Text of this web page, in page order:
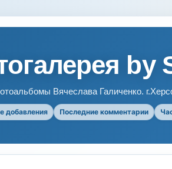
by
Вячеслава Галиченко.
добавления Последние комментарии